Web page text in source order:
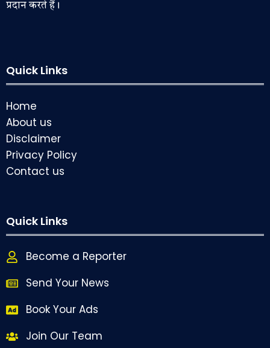
प्रदान करते हैं।
Quick Links
Home
About us
Disclaimer
Privacy Policy
Contact us
Quick Links
Become a Reporter
Send Your News
Book Your Ads
Join Our Team